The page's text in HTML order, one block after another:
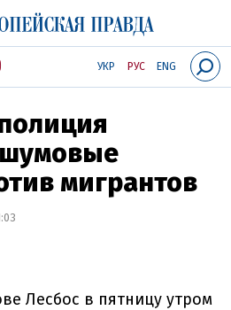
УКР РУС ENG
мигрантов
Лесбос в пятницу утром